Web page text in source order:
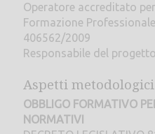
Operatore accreditato
Formazione
406562/2009
Responsabile del
Aspetti
OBBLIGO FORMATIVO
NORMATIVI